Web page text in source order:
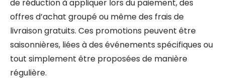
de réduction à appliquer lors du paiement, des
offres d’achat groupé ou même des frais de
livraison gratuits. Ces promotions peuvent être
saisonnières, liées à des événements spécifiques ou
tout simplement être proposées de manière
régulière.